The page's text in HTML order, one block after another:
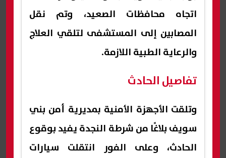
اتجاه محافظات الصعيد، وتم نقل
المصابين إلى المستشفى لتلقي العلاج
والرعاية الطبية اللازمة.
تفاصيل الحادث
وتلقت الأجهزة الأمنية بمديرية أمن بني
سويف بلاغًا من شرطة النجدة يفيد بوقوع
الحادث، وعلى الفور انتقلت سيارات